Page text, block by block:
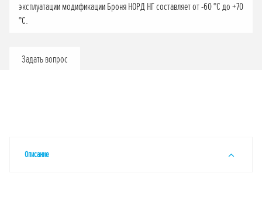
эксплуатации модификации Броня НОРД НГ составляет от -60 °С до +70
°С.
Задать вопрос
Описание